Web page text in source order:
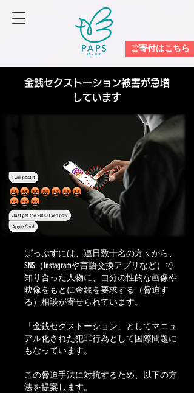
ご寄付はこちら
金銭セクストーション被害が急増
しています
ぱっぷすには、連日数十名の方々から、
SNS（Instagramや言語交換アプリなど）で
知り合った人物に、自分の性的な画像や
映像をもとに金銭を要求する（脅迫す
る）相談が寄せられています。
「金銭セクストーション」としてマニュ
アル化された犯罪行為として国際問題に
もなっています。
この脅迫手法に対抗するため、以下の方
法を提案します。